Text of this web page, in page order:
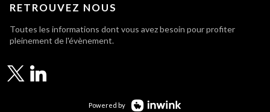
RETROUVEZ NOUS
Toutes les informations dont vous avez besoin pour profiter
pleinement de l'évènement.
Powered by